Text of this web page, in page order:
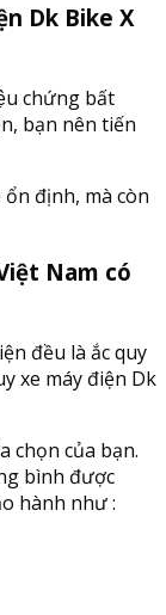
Dk Bike X
chứng bất
bạn nên tiến
định, mà còn
Nam có
đều là ắc quy
xe máy điện Dk
chọn của bạn.
bình được
hành như :